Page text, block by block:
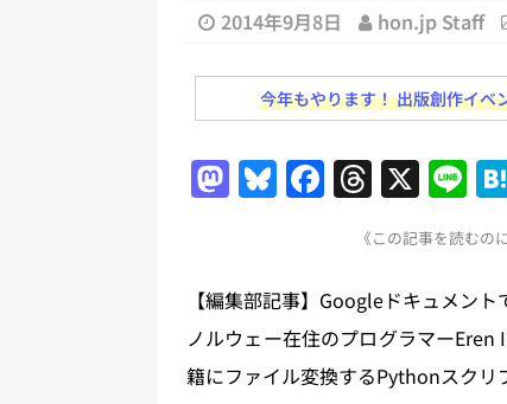
務化」など、週刊出版ニュ
[ 2026年8月2日 ] EUが生成
[ 2026年8月1日 ] 文科省、
日刊出版ニュースまとめ
[ 2026年7月30日 ] チャッ
[ 2026年8月8日 ] すべてプ
2014年9月8日 hon.jp Staff
今年もやります！ 出版創作イ
M
o
d
o
Bl
s
k
y
F
e
b
o
T
re
a
d
s
X Li
n
e
《この記事を読むの
【編集部記事】Googleドキュメン
ノルウェー在住のプログラマー
籍にファイル変換するPythonスクリ